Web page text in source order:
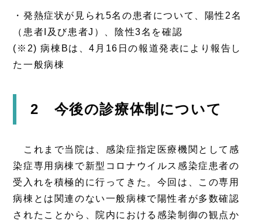
・発熱症状が見られ5名の患者について、陽性2名
（患者I及び患者J）、陰性3名を確認
(※ 2)病棟Bは、4月16日の報道発表により報告し
た一般病棟
2 今後の診療体制について
これまで当院は、感染症指定医療機関として感
染症専用病棟で新型コロナウイルス感染症患者の
受入れを積極的に行ってきた。今回は、この専用
病棟とは関連のない一般病棟で陽性者が多数確認
されたことから、院内における感染制御の観点か